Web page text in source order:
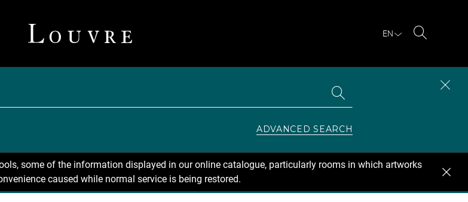
EN
ADVANCED SEARCH
some of the information displayed in our online catalogue, particularly rooms in which artworks
caused while normal service is being restored.